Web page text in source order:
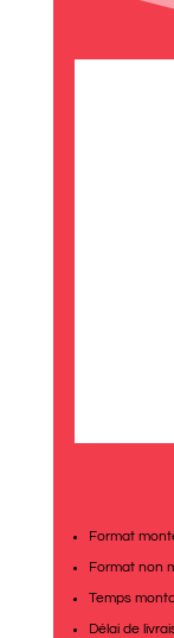
Format
Format non
Temps
Délai de